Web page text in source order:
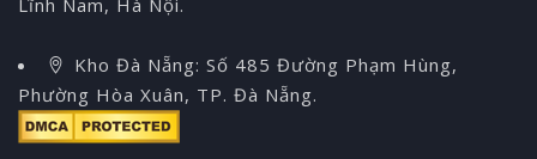
Lĩnh Nam, Hà Nội.
Kho Đà Nẵng: Số 485 Đường Phạm Hùng,
Phường Hòa Xuân, TP. Đà Nẵng.